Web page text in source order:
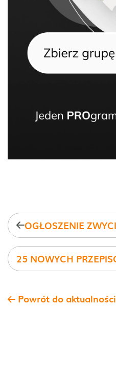
Powrót do aktualności